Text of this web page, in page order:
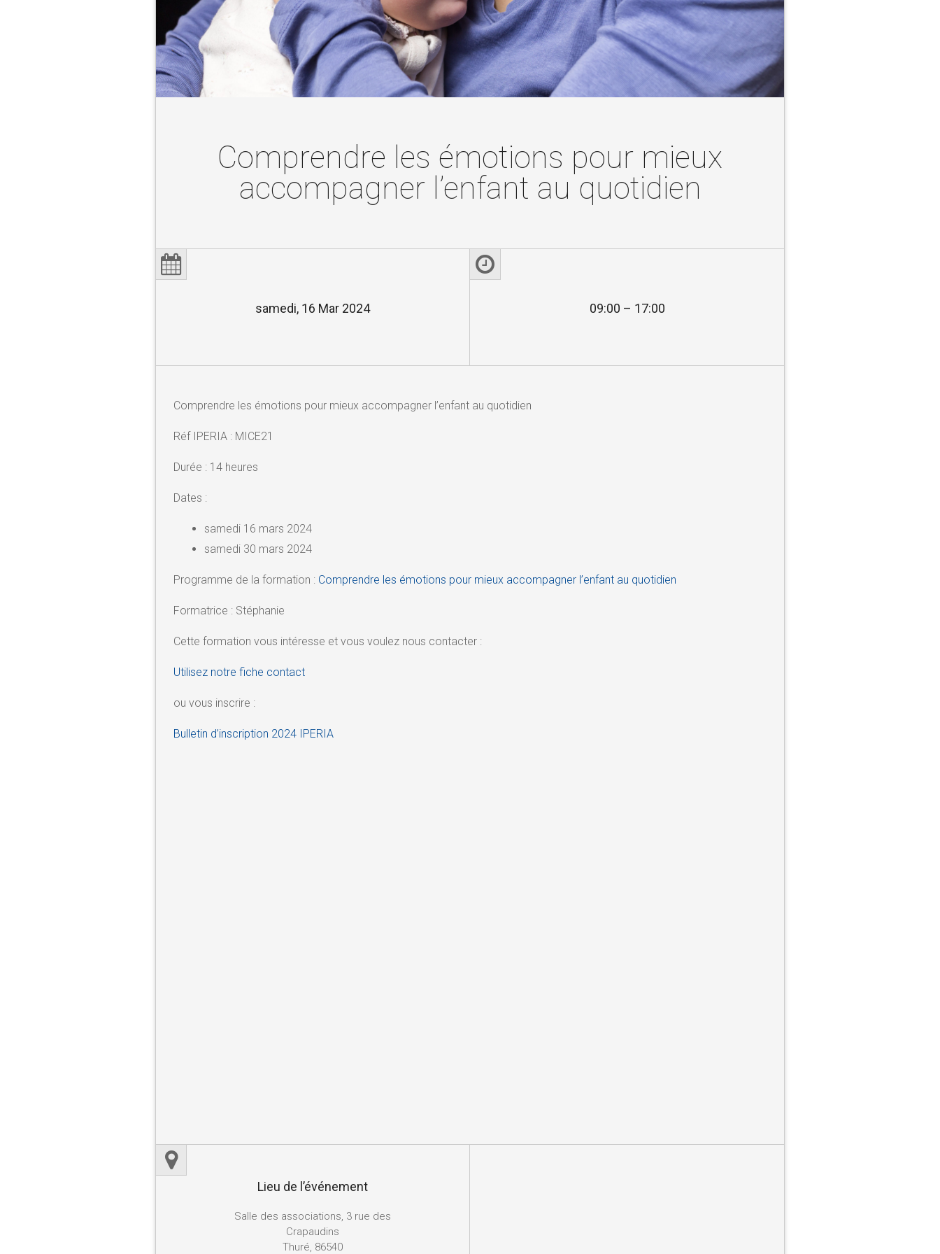
Comprendre les émotions pour mieux
accompagner l’enfant au quotidien
samedi, 16 Mar 2024 09:00 – 17:00
Comprendre les émotions pour mieux accompagner l’enfant au quotidien
Réf IPERIA : MICE21
Durée : 14 heures
Dates :
samedi 16 mars 2024
samedi 30 mars 2024
Programme de la formation : Comprendre les émotions pour mieux accompagner l’enfant au quotidien
Formatrice : Stéphanie
Cette formation vous intéresse et vous voulez nous contacter :
Utilisez notre fiche contact
ou vous inscrire :
Bulletin d’inscription 2024 IPERIA
Lieu de l’événement
Salle des associations, 3 rue des
Crapaudins
Thuré, 86540